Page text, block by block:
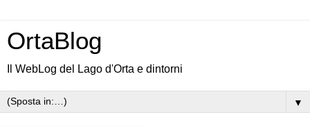
OrtaBlog
Il WebLog del Lago d'Orta e dintorni
▼